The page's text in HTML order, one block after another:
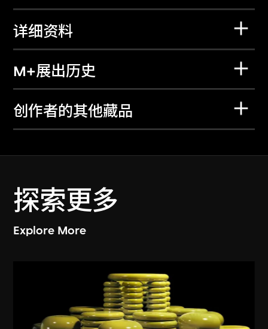
详细资料
M+展出历史
创作者的其他藏品
探索更多
Explore More